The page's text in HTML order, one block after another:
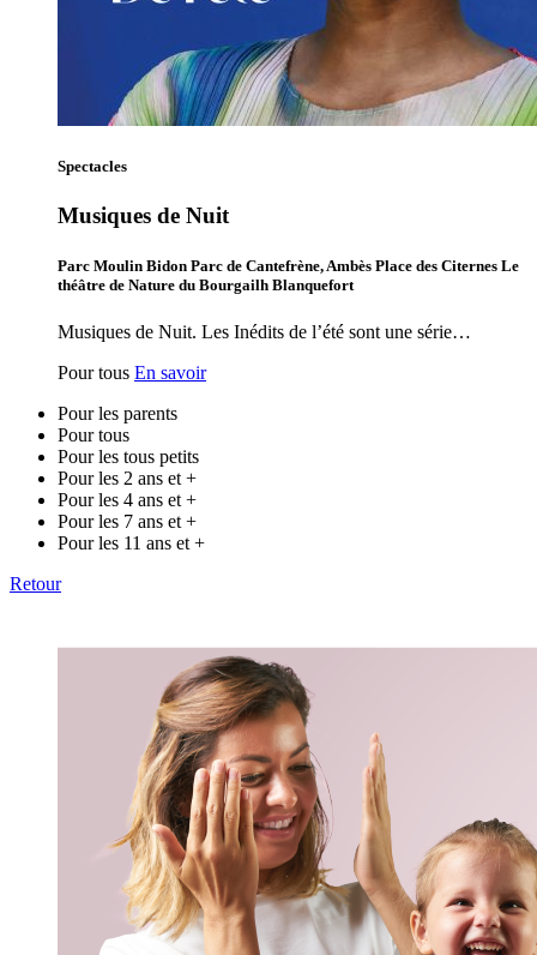
Spectacles
Musiques de Nuit
Parc Moulin Bidon Parc de Cantefrène, Ambès Place des Citernes Le
théâtre de Nature du Bourgailh Blanquefort
Musiques de Nuit. Les Inédits de l’été sont une série…
Pour tous En savoir
Pour les parents
Pour tous
Pour les tous petits
Pour les 2 ans et +
Pour les 4 ans et +
Pour les 7 ans et +
Pour les 11 ans et +
Retour